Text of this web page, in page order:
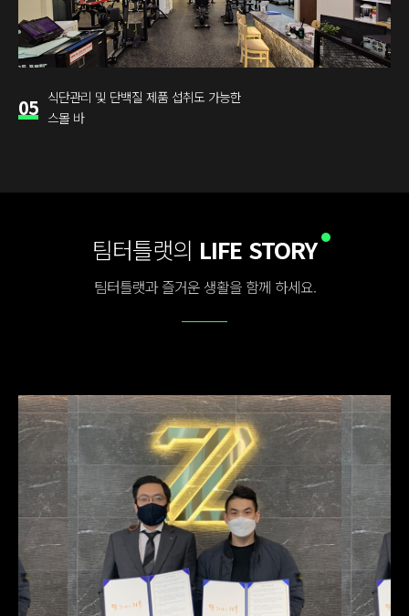
05 식단관리 및 단백질 제품 섭취도 가능한
스몰 바
팀터틀랫의 LIFE STORY
팀터틀랫과 즐거운 생활을 함께 하세요.